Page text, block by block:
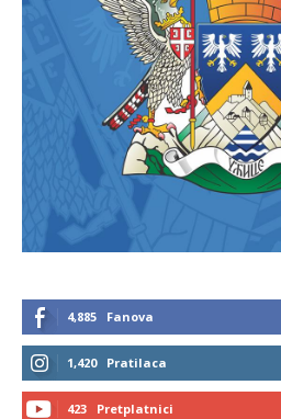
4,885 Fanova
1,420 Pratilaca
423 Pretplatnici